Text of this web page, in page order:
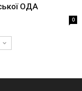
ОДА
0